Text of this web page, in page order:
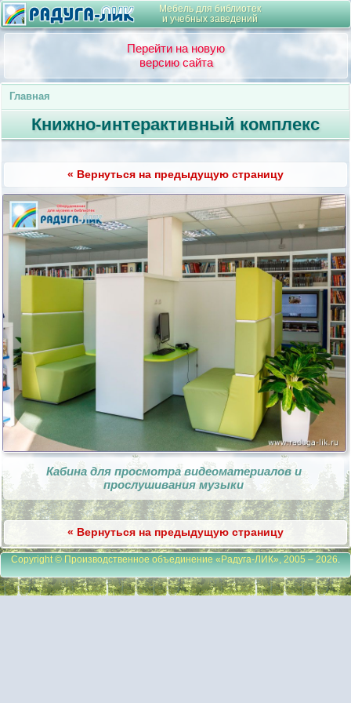
Мебель для библиотек
и учебных заведений
Перейти на новую
версию сайта
Главная
Книжно-интерактивный комплекс
« Вернуться на предыдущую страницу
Кабина для просмотра видеоматериалов и
прослушивания музыки
« Вернуться на предыдущую страницу
Copyright © Производственное объединение «Радуга-ЛИК», 2005 – 2026.